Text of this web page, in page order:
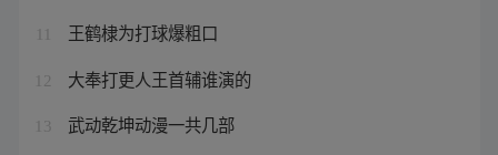
王鹤棣为打球爆粗口
12 大奉打更人王首辅谁演的
13 武动乾坤动漫一共几部